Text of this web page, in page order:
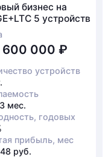
с вами в
бизнес на
5 устройств
600 000₽
устройств
мес.
годовых
прибыль, мес
руб.